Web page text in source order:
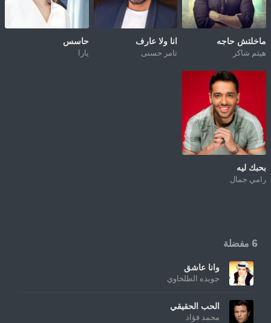
ماخلتش حاجه
هيثم شاكر
انا ولا عارف
تامر حسنى
حاسس
يارا
بحبك ليه
رامي جمال
6 مفضلة
وانا عاشق
جويده الطلخاوي
الحب الحقيقي
محمد فؤاد